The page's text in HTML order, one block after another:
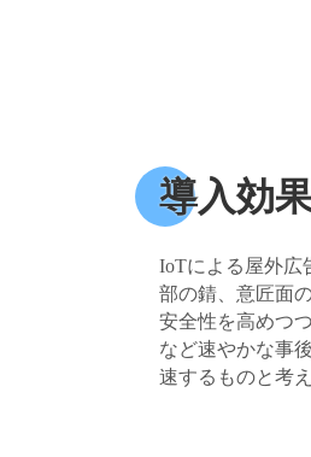
導入効
IoTによる屋外広
部の錆、意匠面
安全性を高めつ
など速やかな事
速するものと考